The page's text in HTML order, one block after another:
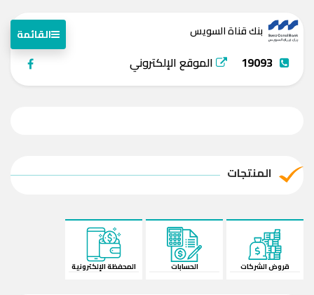
بنك قناة السويس القائمة
19093 الموقع الإلكتروني
المنتجات
قروض الشركات الحسابات المحفظة الإلكترونية